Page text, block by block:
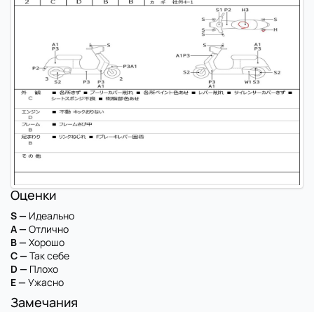
Оценки
S — Идеально
A — Отлично
B — Хорошо
C — Так себе
D — Плохо
E — Ужасно
Замечания